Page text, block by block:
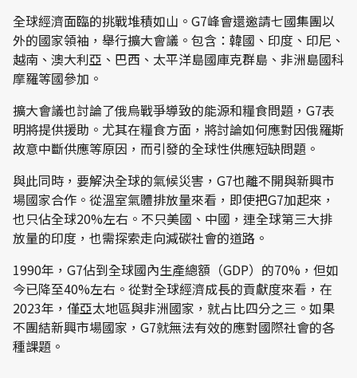
全球經濟面臨的挑戰堆積如山。G7峰會還邀請七國集團以
外的國家領袖，舉行擴大會議。包含：韓國、印度、印尼、
越南、澳大利亞、巴西、太平洋島國庫克群島、非洲島國科
摩羅等國參加。
擴大會議也討論了俄烏戰爭導致的能源和糧食問題，G7表
明將提供援助。尤其在糧食方面，將討論如何應對因俄羅斯
故意中斷供應等原因，而引發的全球性供應短缺問題。
與此同時，要解決全球的氣候災害，G7也離不開與新興市
場國家合作。從溫室氣體排放量來看，即使把G7加起來，
也只佔全球20%左右。不只美國、中國，連全球第三大排
放量的印度，也需探索走向減碳社會的道路。
1990年，G7佔到全球國內生產總額（GDP）的70%，但如
今已降至40%左右。從對全球經濟成長的貢獻度來看，在
2023年，僅亞太地區與非洲國家，就占比四分之三。如果
不團結新興市場國家，G7就無法有效的應對國際社會的各
種課題。